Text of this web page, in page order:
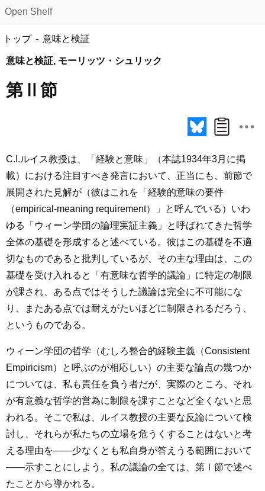
Open Shelf
トップ 意味と検証
意味と検証, モーリッツ・シュリック
第Ⅱ節
C.I.ルイス教授は、「経験と意味」（本誌1934年3月に掲
載）における注目すべき発言において、正当にも、前節で
展開された見解が（彼はこれを「経験的意味の要件
（empirical-meaning requirement）」と呼んでいる）いわ
ゆる「ウィーン学団の論理実証主義」と呼ばれてきた哲学
全体の基礎を形成すると述べている。彼はこの基礎を不適
切なものであると批判しているが、その主な理由は、この
基礎を受け入れると「有意味な哲学的議論」に特定の制限
が課され、ある点ではそうした議論は完全に不可能にな
り、またある点では耐えがたいほどに制限されるだろう、
というものである。
ウィーン学団の哲学（むしろ整合的経験主義（Consistent
Empiricism）と呼ぶのが相応しい）の主要な論点の幾つか
については、私も責任を負う者だが、実際のところ、それ
が有意義な哲学的営為に制限を課すことなど全くないと思
われる。そこで私は、ルイス教授の主要な反論について検
討し、それらが私たちの立場を危うくすることはないと考
える理由を――少なくとも私自身が答えうる範囲において
――示すことにしよう。私の議論の全ては、第Ⅰ節で述べ
たことから導かれる。